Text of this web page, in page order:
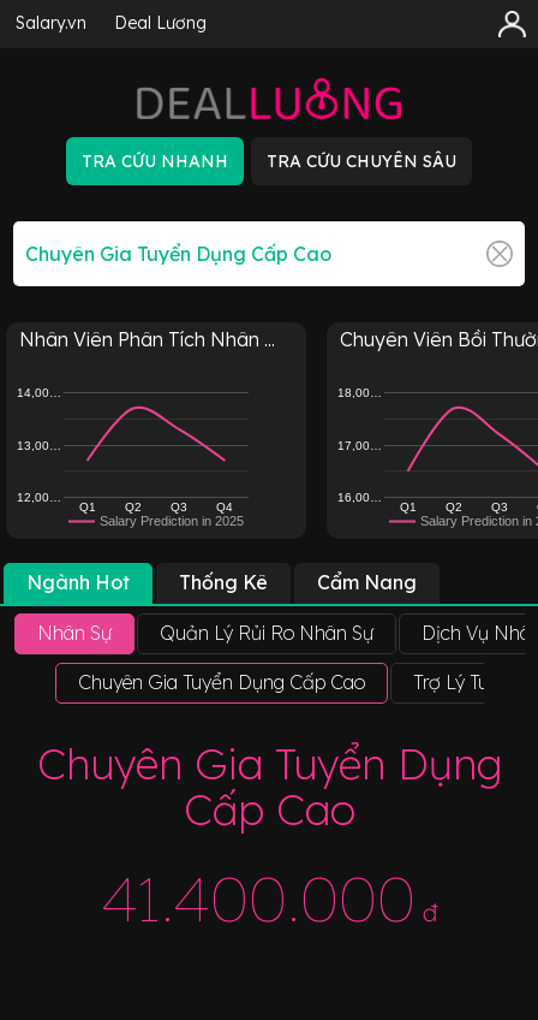
Salary.vn Deal Lương
Nhân Viên Phân Tích Nhân ...
Salary Prediction in 2025
Q1 Q2 Q3 Q4
12,00…
13,00…
14,00…
Chuyên Viên Bồi
Salary Prediction in
Q1 Q2 Q3
16,00…
17,00…
18,00…
Ngành Hot Thống Kê Cẩm Nang
Nhân Sự Quản Lý Rủi Ro Nhân Sự Dịch Vụ
Chuyên Gia Tuyển Dụng Cấp Cao Trợ Lý Tuyển
Chuyên Gia Tuyển Dụng
Cấp Cao
41.400.000 đ